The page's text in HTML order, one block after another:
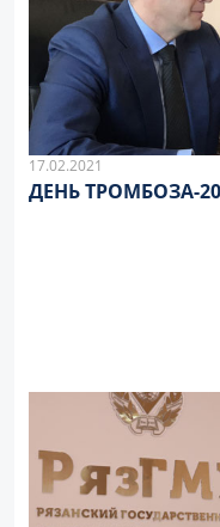
17.02.2021
ДЕНЬ ТРОМБОЗА-